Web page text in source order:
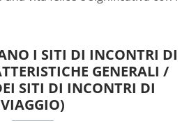
I SITI DI INCONTRI DI
GENERALI /
SITI DI INCONTRI DI
VIAGGIO)